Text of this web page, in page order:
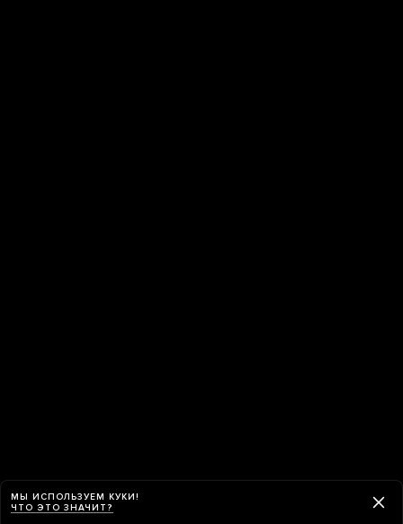
МЫ ИСПОЛЬЗУЕМ КУКИ!
ЧТО ЭТО ЗНАЧИТ?